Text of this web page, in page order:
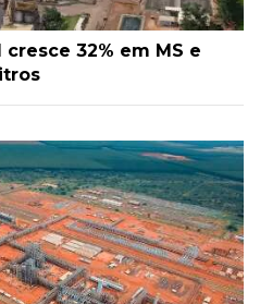
32% em MS e